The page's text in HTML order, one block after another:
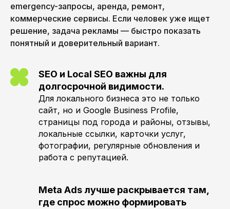
emergency-запросы, аренда, ремонт,
коммерческие сервисы. Если человек уже ищет
решение, задача рекламы — быстро показать
понятный и доверительный вариант.
SEO и Local SEO важны для
долгосрочной видимости.
Для локального бизнеса это не только
сайт, но и Google Business Profile,
страницы под города и районы, отзывы,
локальные ссылки, карточки услуг,
фотографии, регулярные обновления и
работа с репутацией.
Meta Ads лучше раскрывается там,
где спрос можно формировать